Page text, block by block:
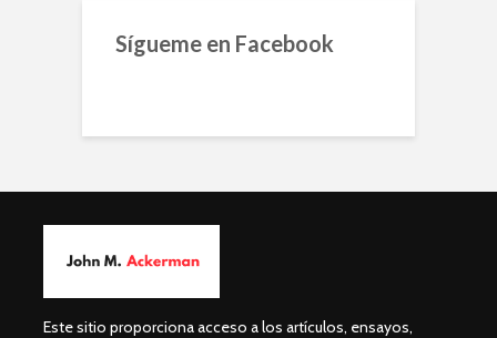
Sígueme en Facebook
Este sitio proporciona acceso a los artículos, ensayos,